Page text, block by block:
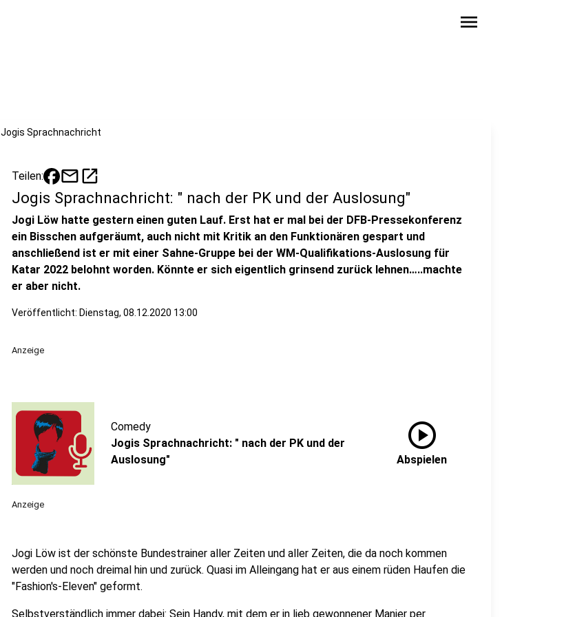
menu
Jogis Sprachnachricht
Teilen: mailopen_in_new
Jogis Sprachnachricht: " nach der PK und der Auslosung"
Jogi Löw hatte gestern einen guten Lauf. Erst hat er mal bei der DFB-Pressekonferenz
ein Bisschen aufgeräumt, auch nicht mit Kritik an den Funktionären gespart und
anschließend ist er mit einer Sahne-Gruppe bei der WM-Qualifikations-Auslosung für
Katar 2022 belohnt worden. Könnte er sich eigentlich grinsend zurück lehnen…..machte
er aber nicht.
Veröffentlicht: Dienstag, 08.12.2020 13:00
Anzeige
Comedy
Jogis Sprachnachricht: " nach der PK und der
Auslosung"
play_circle
Abspielen
Anzeige
Jogi Löw ist der schönste Bundestrainer aller Zeiten und aller Zeiten, die da noch kommen
werden und noch dreimal hin und zurück. Quasi im Alleingang hat er aus einem rüden Haufen die
"Fashion's-Eleven" geformt.
Selbstverständlich immer dabei: Sein Handy, mit dem er in lieb gewonnener Manier per